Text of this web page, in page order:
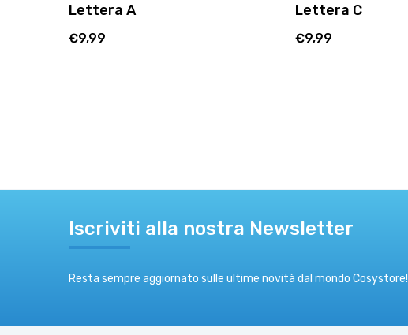
Lettera A
€9,99
Lettera C
€9,99
Iscriviti alla nostra Newsletter
Resta sempre aggiornato sulle ultime novità dal mondo Cosystore!